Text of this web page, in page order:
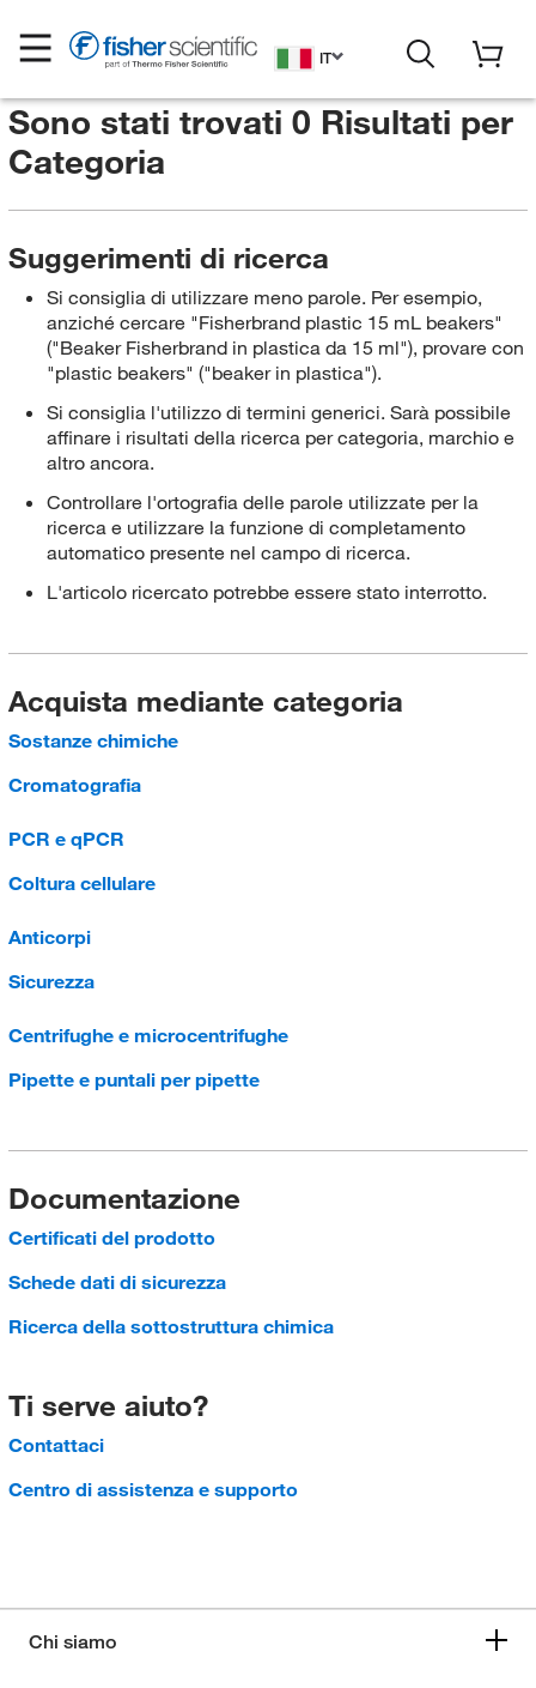
IT
Sono stati trovati 0 Risultati per
Categoria
Suggerimenti di ricerca
Si consiglia di utilizzare meno parole. Per esempio,
anziché cercare "Fisherbrand plastic 15 mL beakers"
("Beaker Fisherbrand in plastica da 15 ml"), provare con
"plastic beakers" ("beaker in plastica").
Si consiglia l'utilizzo di termini generici. Sarà possibile
affinare i risultati della ricerca per categoria, marchio e
altro ancora.
Controllare l'ortografia delle parole utilizzate per la
ricerca e utilizzare la funzione di completamento
automatico presente nel campo di ricerca.
L'articolo ricercato potrebbe essere stato interrotto.
Acquista mediante categoria
Sostanze chimiche
Cromatografia
PCR e qPCR
Coltura cellulare
Anticorpi
Sicurezza
Centrifughe e microcentrifughe
Pipette e puntali per pipette
Documentazione
Certificati del prodotto
Schede dati di sicurezza
Ricerca della sottostruttura chimica
Ti serve aiuto?
Contattaci
Centro di assistenza e supporto
Chi siamo